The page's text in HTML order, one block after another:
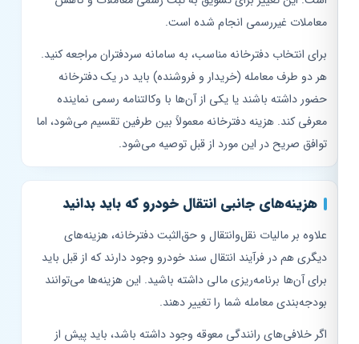
معاملات غیررسمی انجام شده است.
برای انتخاب دفترخانه مناسب، به سامانه سردفتران مراجعه کنید.
هر دو طرف معامله (خریدار و فروشنده) باید در یک دفترخانه
حضور داشته باشند یا یکی از آن‌ها با وکالتنامه رسمی نماینده
معرفی کند. هزینه دفترخانه معمولاً بین طرفین تقسیم می‌شود، اما
توافق صریح در این مورد از قبل توصیه می‌شود.
هزینه‌های جانبی انتقال خودرو که باید بدانید
علاوه بر مالیات نقل‌وانتقال و حق‌الثبت دفترخانه، هزینه‌های
دیگری هم در فرآیند انتقال سند خودرو وجود دارند که از قبل باید
برای آن‌ها برنامه‌ریزی مالی داشته باشید. این هزینه‌ها می‌توانند
بودجه‌بندی معامله شما را تغییر دهند.
اگر خلافی‌های رانندگی معوقه وجود داشته باشد، باید پیش از